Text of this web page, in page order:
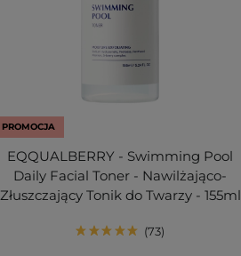
PROMOCJA
EQQUALBERRY - Swimming Pool
Daily Facial Toner - Nawilżająco-
Złuszczający Tonik do Twarzy - 155ml
73